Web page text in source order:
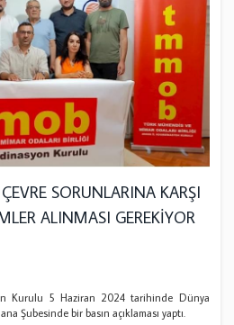
SORUNLARINA KARŞI
ALINMASI GEREKİYOR
Kurulu 5 Haziran 2024 tarihinde Dünya
Şubesinde bir basın açıklaması yaptı.